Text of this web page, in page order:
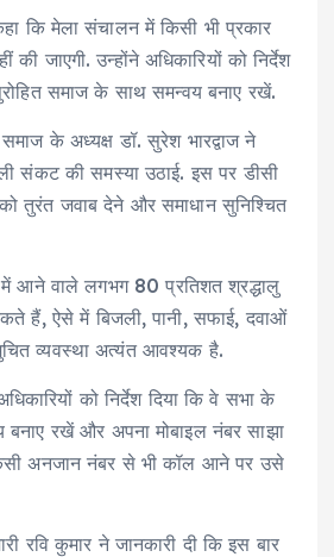
कि मेला संचालन में किसी भी प्रकार
की जाएगी. उन्होंने अधिकारियों को निर्देश
समाज के साथ समन्वय बनाए रखें.
के अध्यक्ष डॉ. सुरेश भारद्वाज ने
संकट की समस्या उठाई. इस पर डीसी
तुरंत जवाब देने और समाधान सुनिश्चित
में आने वाले लगभग 80 प्रतिशत श्रद्धालु
हैं, ऐसे में बिजली, पानी, सफाई, दवाओं
व्यवस्था अत्यंत आवश्यक है.
को निर्देश दिया कि वे सभा के
बनाए रखें और अपना मोबाइल नंबर साझा
अनजान नंबर से भी कॉल आने पर उसे
रवि कुमार ने जानकारी दी कि इस बार